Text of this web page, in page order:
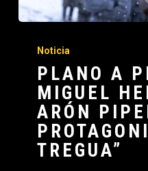
Noticia
PLANO A
MIGUEL
ARÓN
TREGUA”